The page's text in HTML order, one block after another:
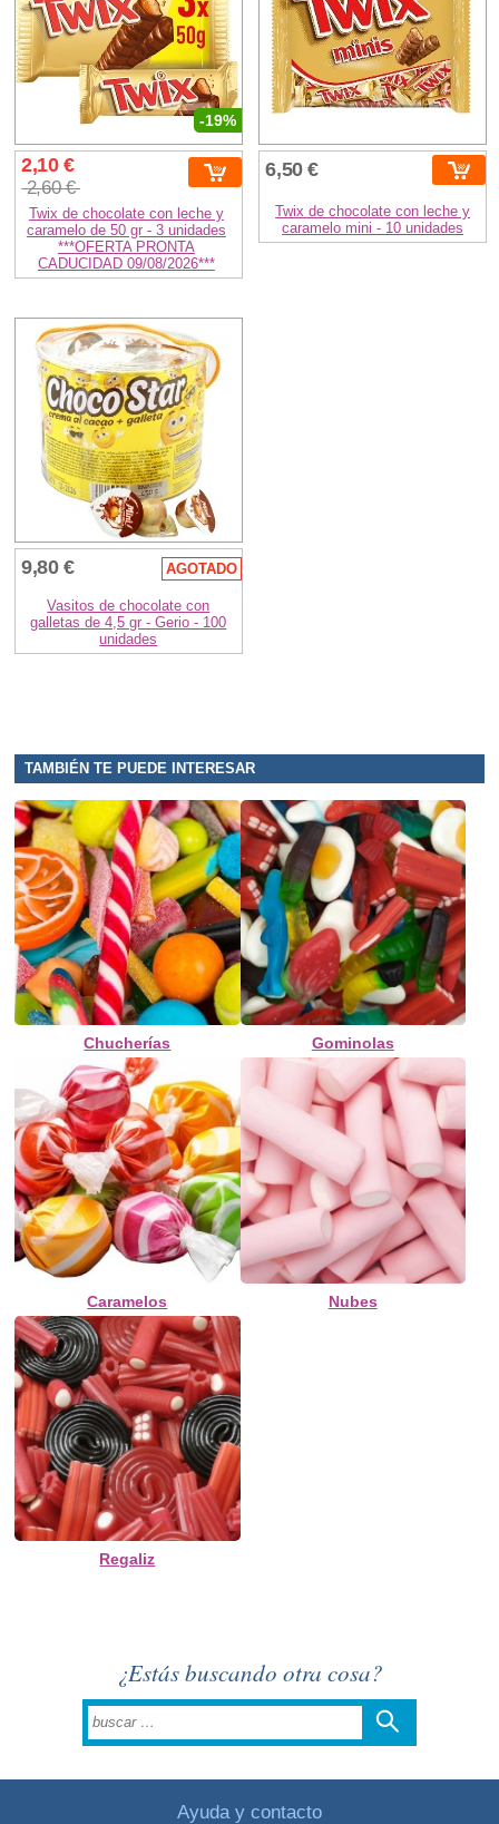
-19%
2,10 €
2,60 €
Twix de chocolate con leche y
caramelo de 50 gr - 3 unidades
***OFERTA PRONTA
CADUCIDAD 09/08/2026***
6,50 €
Twix de chocolate con leche y
caramelo mini - 10 unidades
9,80 € AGOTADO
Vasitos de chocolate con
galletas de 4,5 gr - Gerio - 100
unidades
TAMBIÉN TE PUEDE INTERESAR
Chucherías Gominolas
Caramelos Nubes
Regaliz
¿Estás buscando otra cosa?
Ayuda y contacto